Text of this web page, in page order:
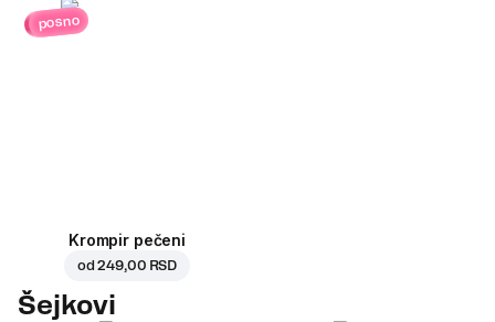
posno
Krompir pečeni
od249,00 RSD
Šejkovi